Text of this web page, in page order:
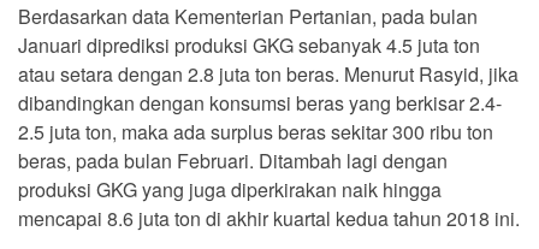
Berdasarkan data Kementerian Pertanian, pada bulan
Januari diprediksi produksi GKG sebanyak 4.5 juta ton
atau setara dengan 2.8 juta ton beras. Menurut Rasyid, jika
dibandingkan dengan konsumsi beras yang berkisar 2.4-
2.5 juta ton, maka ada surplus beras sekitar 300 ribu ton
beras, pada bulan Februari. Ditambah lagi dengan
produksi GKG yang juga diperkirakan naik hingga
mencapai 8.6 juta ton di akhir kuartal kedua tahun 2018 ini.